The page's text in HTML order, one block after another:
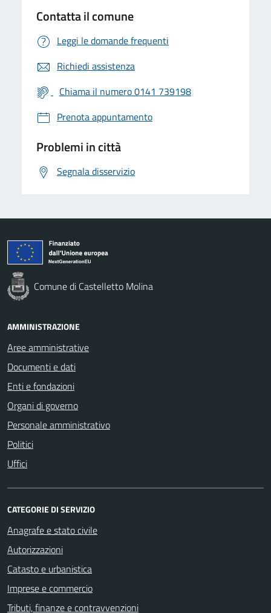
Contatta il comune
Leggi le domande frequenti
Richiedi assistenza
Chiama il numero 0141 739198
Prenota appuntamento
Problemi in città
Segnala disservizio
Comune di Castelletto Molina
AMMINISTRAZIONE
Aree amministrative
Documenti e dati
Enti e fondazioni
Organi di governo
Personale amministrativo
Politici
Uffici
CATEGORIE DI SERVIZIO
Anagrafe e stato civile
Autorizzazioni
Catasto e urbanistica
Imprese e commercio
Tributi, finanze e contravvenzioni